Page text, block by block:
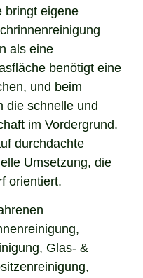
bringt eigene
als eine
benötigt eine
und beim
die schnelle und
im Vordergrund.
durchdachte
Umsetzung, die
orientiert.
Glas- &